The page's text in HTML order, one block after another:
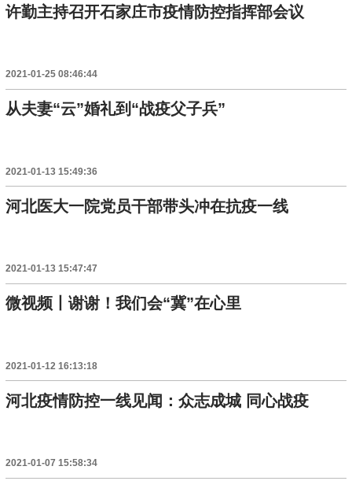
许勤主持召开石家庄市疫情防控指挥部会议
2021-01-25 08:46:44
从夫妻“云”婚礼到“战疫父子兵”
2021-01-13 15:49:36
河北医大一院党员干部带头冲在抗疫一线
2021-01-13 15:47:47
微视频丨谢谢！我们会“冀”在心里
2021-01-12 16:13:18
河北疫情防控一线见闻：众志成城 同心战疫
2021-01-07 15:58:34